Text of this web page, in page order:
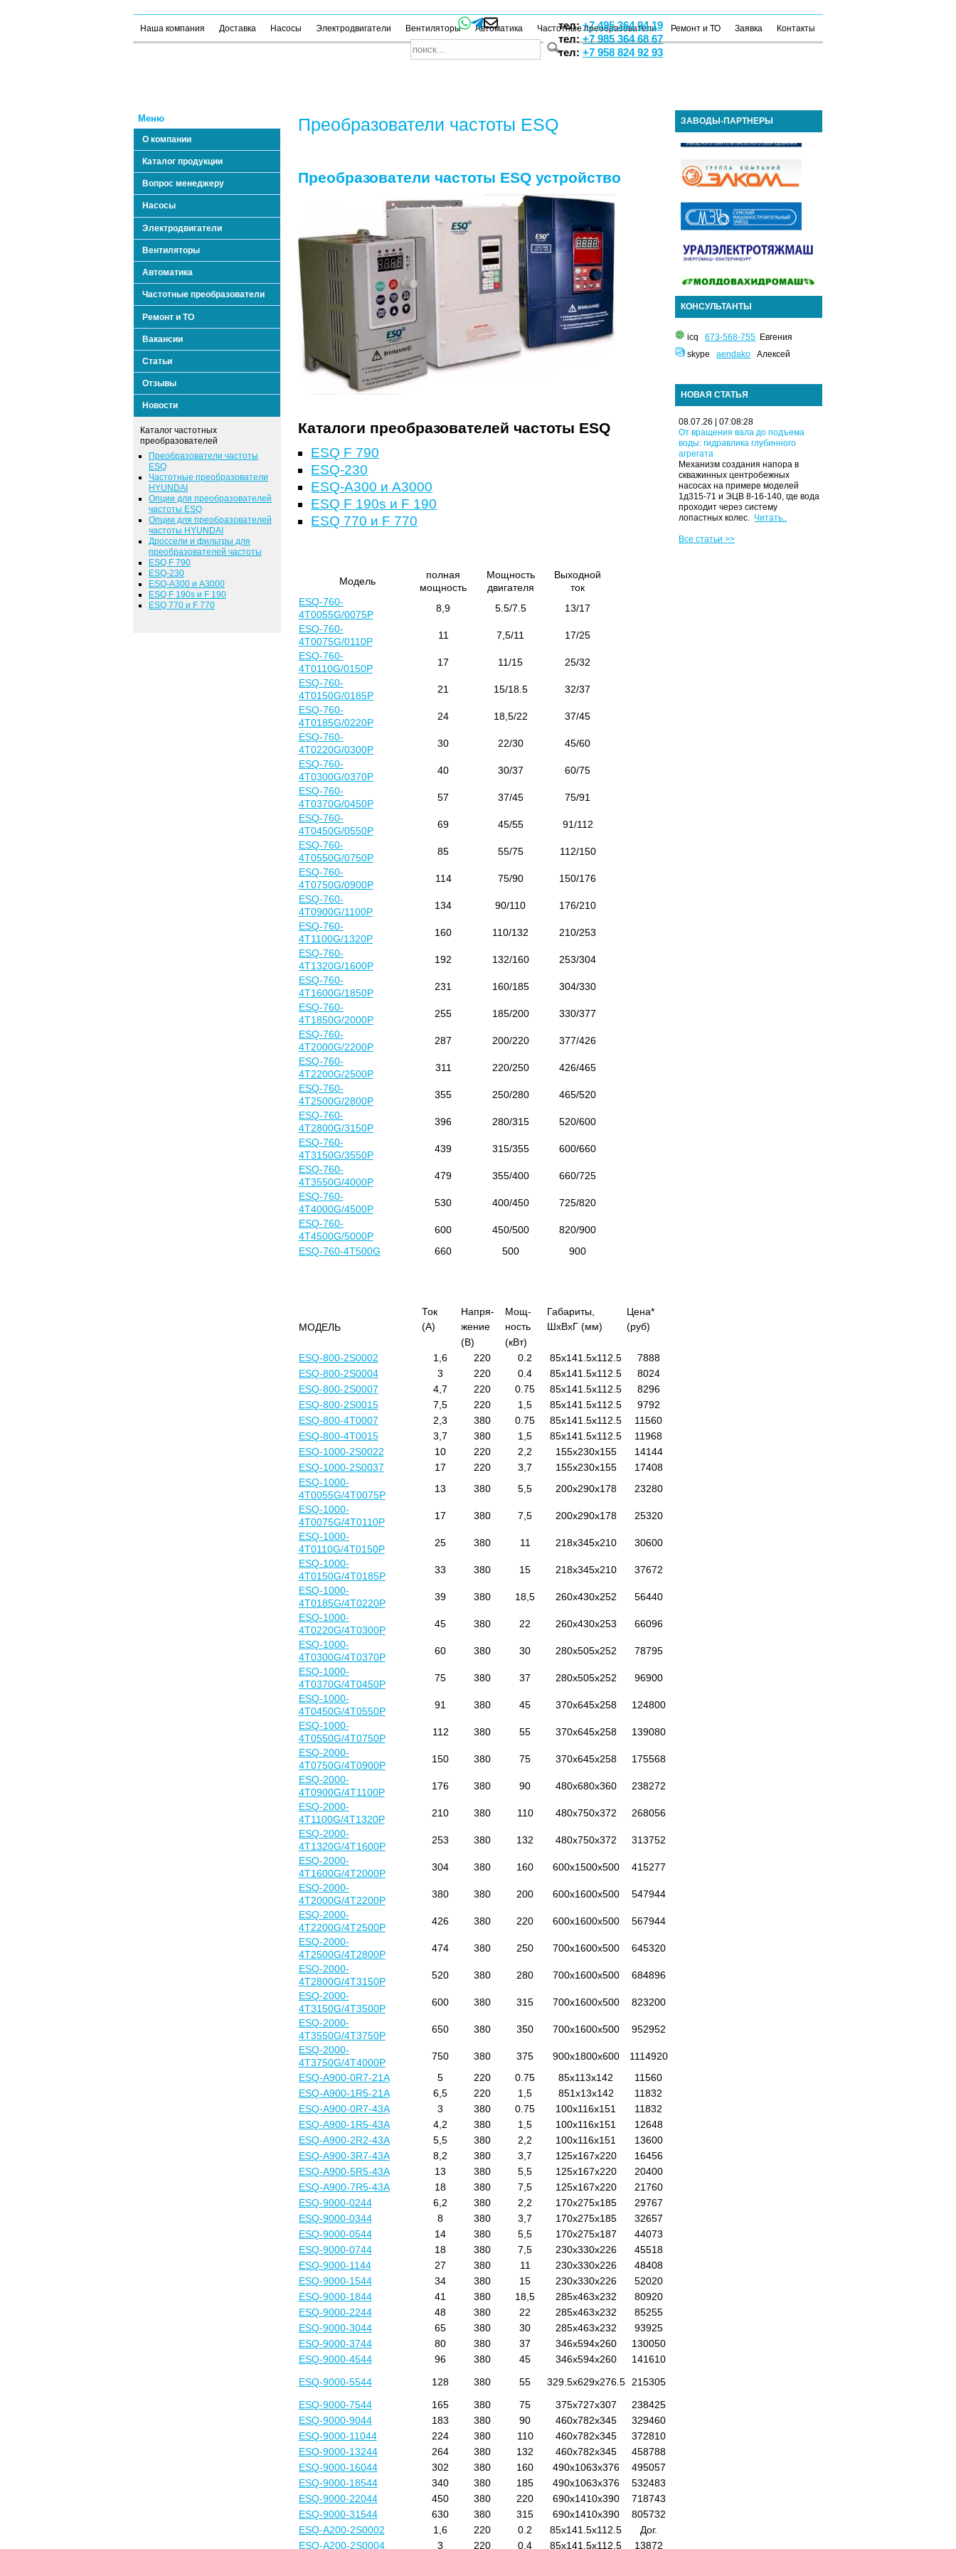
тел:+7 495 364 94 19
тел:+7 985 364 68 67
тел: +7 958 824 92 93
Наша компания Доставка Насосы Электродвигатели Вентиляторы Автоматика Частотные преобразователи Ремонт и ТО Заявка Контакты
Меню
О компании
Каталог продукции
Вопрос менеджеру
Насосы
Электродвигатели
Вентиляторы
Автоматика
Частотные преобразователи
Ремонт и ТО
Вакансии
Статьи
Отзывы
Новости
Каталог частотных
преобразователей
Преобразователи частоты
ESQ
Частотные преобразователи
HYUNDAI
Опции для преобразователей
частоты ESQ
Опции для преобразователей
частоты HYUNDAI
Дроссели и фильтры для
преобразователей частоты
ESQ F 790
ESQ-230
ESQ-A300 и A3000
ESQ F 190s и F 190
ESQ 770 и F 770
Преобразователи частоты ESQ
Преобразователи частоты ESQ устройство
Каталоги преобразователей частоты ESQ
ESQ F 790
ESQ-230
ESQ-A300 и A3000
ESQ F 190s и F 190
ESQ 770 и F 770
Модель
полная
мощность
Мощность
двигателя
Выходной
ток
ESQ-760-
4T0055G/0075P
8,9 5.5/7.5
13/17
ESQ-760-
4T0075G/0110P
11 7,5/11
17/25
ESQ-760-
4T0110G/0150P
17 11/15
25/32
ESQ-760-
4T0150G/0185P
21 15/18.5
32/37
ESQ-760-
4T0185G/0220P
24 18,5/22
37/45
ESQ-760-
4T0220G/0300P
30 22/30
45/60
ESQ-760-
4T0300G/0370P
40 30/37
60/75
ESQ-760-
4T0370G/0450P
57 37/45
75/91
ESQ-760-
4T0450G/0550P
69 45/55
91/112
ESQ-760-
4T0550G/0750P
85 55/75
112/150
ESQ-760-
4T0750G/0900P
114 75/90
150/176
ESQ-760-
4Т0900G/1100P
134 90/110
176/210
ESQ-760-
4T1100G/1320P
160 110/132
210/253
ESQ-760-
4T1320G/1600P
192 132/160
253/304
ESQ-760-
4T1600G/1850P
231 160/185
304/330
ESQ-760-
4T1850G/2000P
255 185/200
330/377
ESQ-760-
4T2000G/2200P
287 200/220
377/426
ESQ-760-
4T2200G/2500P
311 220/250
426/465
ESQ-760-
4T2500G/2800P
355 250/280
465/520
ESQ-760-
4T2800G/3150P
396 280/315
520/600
ESQ-760-
4T3150G/3550P
439 315/355
600/660
ESQ-760-
4T3550G/4000P
479 355/400
660/725
ESQ-760-
4T4000G/4500P
530 400/450
725/820
ESQ-760-
4T4500G/5000P
600 450/500
820/900
ESQ-760-4T500G
660 500 900
МОДЕЛЬ
Ток Напря- Мощ- Габариты,
Цена*
(А)
жение ность ШхВхГ (мм)
(руб)
(В)
(кВт)
ESQ-800-2S0002
1,6 220 0.2 85x141.5x112.5
7888
ESQ-800-2S0004
3 220 0.4 85x141.5x112.5
8024
ESQ-800-2S0007
4,7 220 0.75 85x141.5x112.5
8296
ESQ-800-2S0015
7,5 220 1,5 85x141.5x112.5
9792
ESQ-800-4T0007
2,3 380 0.75 85x141.5x112.5
11560
ESQ-800-4T0015
3,7 380 1,5 85x141.5x112.5
11968
ESQ-1000-2S0022
10 220 2,2 155x230x155
14144
ESQ-1000-2S0037
17 220 3,7 155x230x155
17408
ESQ-1000-
4T0055G/4T0075P
13 380 5,5 200x290x178
23280
ESQ-1000-
4T0075G/4T0110P
17 380 7,5 200x290x178
25320
ESQ-1000-
4T0110G/4T0150P
25 380 11 218x345x210
30600
ESQ-1000-
4T0150G/4T0185P
33 380 15 218x345x210
37672
ESQ-1000-
4T0185G/4T0220P
39 380 18,5 260x430x252
56440
ESQ-1000-
4T0220G/4T0300P
45 380 22 260x430x253
66096
ESQ-1000-
4T0300G/4T0370P
60 380 30 280x505x252
78795
ESQ-1000-
4T0370G/4T0450P
75 380 37 280x505x252
96900
ESQ-1000-
4T0450G/4T0550P
91 380 45 370x645x258
124800
ESQ-1000-
4T0550G/4T0750P
112 380 55 370x645x258
139080
ESQ-2000-
4T0750G/4T0900P
150 380 75 370x645x258
175568
ESQ-2000-
4T0900G/4T1100P
176 380 90 480x680x360
238272
ESQ-2000-
4T1100G/4T1320P
210 380 110 480x750x372
268056
ESQ-2000-
4T1320G/4T1600P
253 380 132 480x750x372
313752
ESQ-2000-
4T1600G/4T2000P
304 380 160 600x1500x500
415277
ESQ-2000-
4T2000G/4T2200P
380 380 200 600x1600x500
547944
ESQ-2000-
4T2200G/4T2500P
426 380 220 600x1600x500
567944
ESQ-2000-
4T2500G/4T2800P
474 380 250 700x1600x500
645320
ESQ-2000-
4T2800G/4T3150P
520 380 280 700x1600x500
684896
ESQ-2000-
4T3150G/4T3500P
600 380 315 700x1600x500
823200
ESQ-2000-
4T3550G/4T3750P
650 380 350 700x1600x500
952952
ESQ-2000-
4T3750G/4T4000P
750 380 375 900x1800x600
1114920
ESQ-А900-0R7-21A
5 220 0.75 85x113x142
11560
ESQ-А900-1R5-21А
6,5 220 1,5 851x13x142
11832
ESQ-А900-0R7-43А
3 380 0.75 100x116x151
11832
ESQ-А900-1R5-43А
4,2 380 1,5 100x116x151
12648
ESQ-А900-2R2-43А
5,5 380 2,2 100x116x151
13600
ESQ-А900-3R7-43А
8,2 380 3,7 125x167x220
16456
ESQ-А900-5R5-43А
13 380 5,5 125x167x220
20400
ESQ-А900-7R5-43А
18 380 7,5 125x167x220
21760
ESQ-9000-0244
6,2 380 2,2 170x275x185
29767
ESQ-9000-0344
8 380 3,7 170x275x185
32657
ESQ-9000-0544
14 380 5,5 170x275x187
44073
ESQ-9000-0744
18 380 7,5 230x330x226
45518
ESQ-9000-1144
27 380 11 230x330x226
48408
ESQ-9000-1544
34 380 15 230x330x226
52020
ESQ-9000-1844
41 380 18,5 285x463x232
80920
ESQ-9000-2244
48 380 22 285x463x232
85255
ESQ-9000-3044
65 380 30 285x463x232
93925
ESQ-9000-3744
80 380 37 346x594x260
130050
ESQ-9000-4544
96 380 45 346x594x260
141610
ESQ-9000-5544
128 380 55 329.5x629x276.5
215305
ESQ-9000-7544
165 380 75 375x727x307
238425
ESQ-9000-9044
183 380 90 460x782x345
329460
ESQ-9000-11044
224 380 110 460x782x345
372810
ESQ-9000-13244
264 380 132 460x782x345
458788
ESQ-9000-16044
302 380 160 490x1063x376
495057
ESQ-9000-18544
340 380 185 490x1063x376
532483
ESQ-9000-22044
450 380 220 690x1410x390
718743
ESQ-9000-31544
630 380 315 690x1410x390
805732
ESQ-A200-2S0002
1,6 220 0.2 85x141.5x112.5
Дог.
ESQ-A200-2S0004
3 220 0.4 85x141.5x112.5 13872
ЗАВОДЫ-ПАРТНЕРЫ
КОНСУЛЬТАНТЫ
icq673-568-755 Евгения
skypeaendako Алексей
НОВАЯ СТАТЬЯ
08.07.26 | 07:08:28
От вращения вала до подъема
воды: гидравлика глубинного
агрегата
Механизм создания напора в
скважинных центробежных
насосах на примере моделей
1д315-71 и ЭЦВ 8-16-140, где вода
проходит через систему
лопастных колес. Читать..
Все статьи >>